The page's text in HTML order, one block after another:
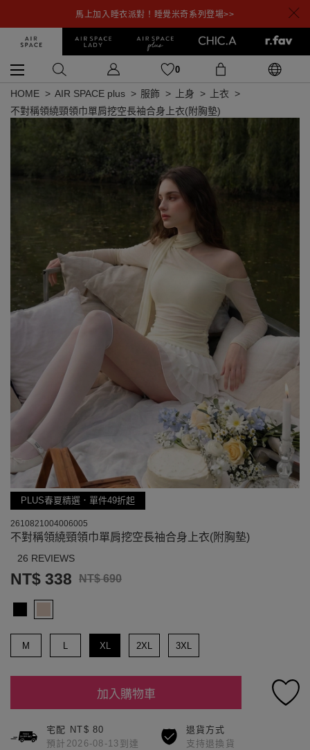
馬上加入睡衣派對！睡覺米奇系列登場>>
0
HOME AIR SPACE plus 服飾 上身
上衣
不對稱領繞頸領巾單肩挖空長袖合身上衣(附胸墊)
PLUS春夏精選．單件49折起
2610821004006005
不對稱領繞頸領巾單肩挖空長袖合身上衣(附胸墊)
26 REVIEWS
NT$ 338 NT$ 690
M L XL 2XL 3XL
加入購物車
宅配 NT$ 80
預計2026-08-13到達
退貨方式
支持退換貨